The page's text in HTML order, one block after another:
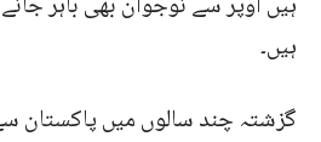
ہیں۔
گزشتہ چند سالوں میں پاکستان